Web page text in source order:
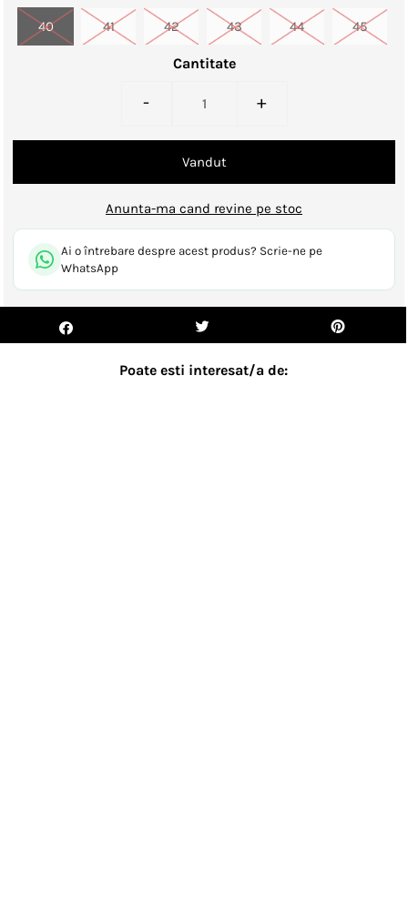
40 41 42 43 44 45
Cantitate
- +
Anunta-ma cand revine pe stoc
Ai o întrebare despre acest produs? Scrie-ne pe
WhatsApp
Poate esti interesat/a de: